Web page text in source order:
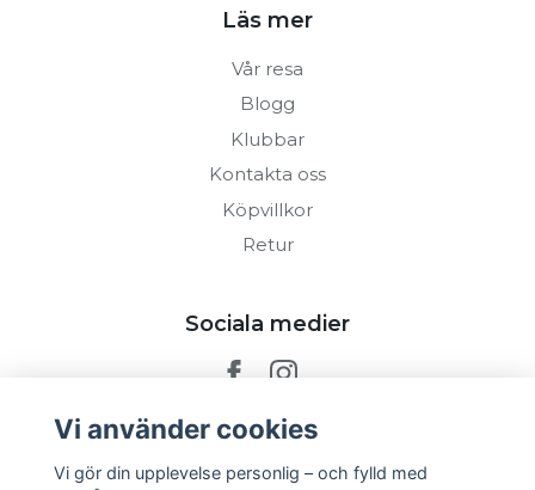
Läs mer
Vår resa
Blogg
Klubbar
Kontakta oss
Köpvillkor
Retur
Sociala medier
Prenumerera på vårt nyhetsbrev
Vi använder cookies
Vi gör din upplevelse personlig – och fylld med